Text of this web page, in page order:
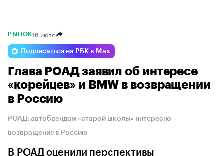
РЫНОК16 июля
Подписаться на РБК в Max
Глава РОАД заявил об интересе
«корейцев» и BMW в возвращении
в Россию
РОАД: автобрендам «старой школы» интересно
возвращение в Россию
В РОАД оценили перспективы